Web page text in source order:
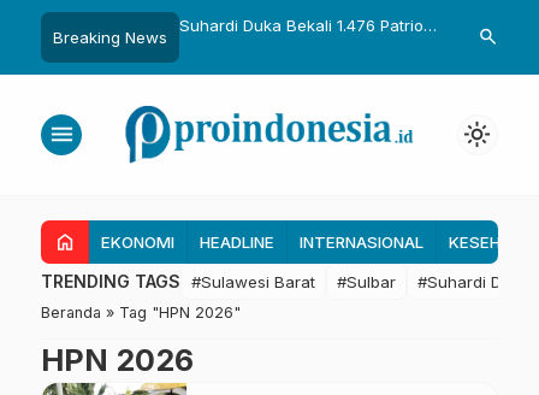
Breaking News
Gelar Sulo
Suhardi Duka Bekali 1.476 Patriot
Dasar Kebijakan Transmigrasi
Gubernur
untuk
search
menu light_mode
home EKONOMI HEADLINE INTERNASIONAL
TRENDING TAGS #Sulawesi Barat #Sulbar #Suhardi Duka
Beranda » Tag "HPN 2026"
HPN 2026